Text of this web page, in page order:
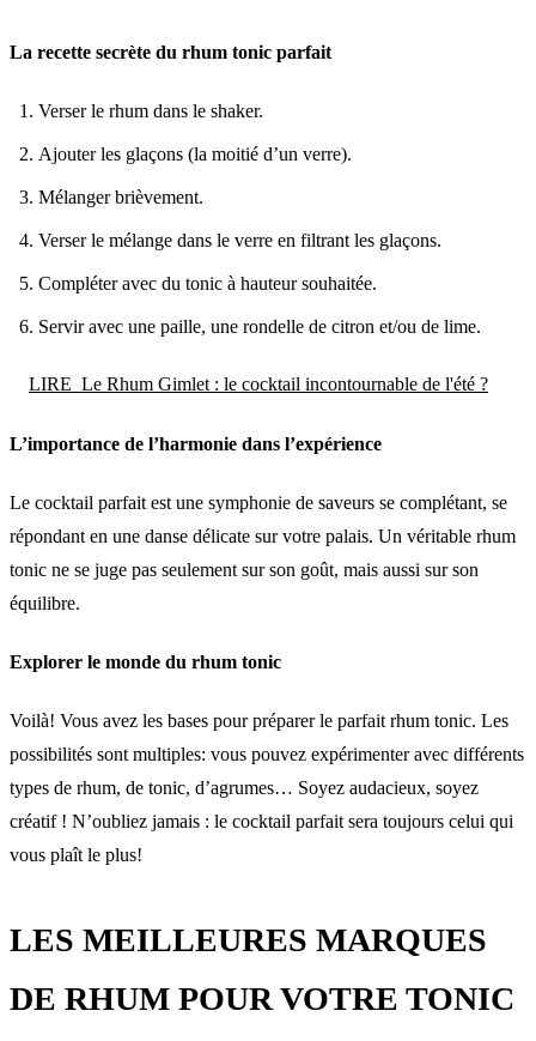
La recette secrète du rhum tonic parfait
Verser le rhum dans le shaker.
Ajouter les glaçons (la moitié d’un verre).
Mélanger brièvement.
Verser le mélange dans le verre en filtrant les glaçons.
Compléter avec du tonic à hauteur souhaitée.
Servir avec une paille, une rondelle de citron et/ou de lime.
LIRE Le Rhum Gimlet : le cocktail incontournable de l'été ?
L’importance de l’harmonie dans l’expérience
Le cocktail parfait est une symphonie de saveurs se complétant, se
répondant en une danse délicate sur votre palais. Un véritable rhum
tonic ne se juge pas seulement sur son goût, mais aussi sur son
équilibre.
Explorer le monde du rhum tonic
Voilà! Vous avez les bases pour préparer le parfait rhum tonic. Les
possibilités sont multiples: vous pouvez expérimenter avec différents
types de rhum, de tonic, d’agrumes… Soyez audacieux, soyez
créatif ! N’oubliez jamais : le cocktail parfait sera toujours celui qui
vous plaît le plus!
LES MEILLEURES MARQUES
DE RHUM POUR VOTRE TONIC